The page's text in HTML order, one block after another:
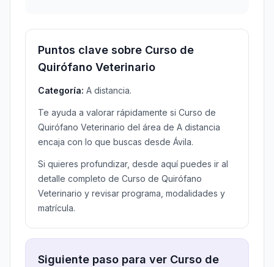
Puntos clave sobre Curso de
Quirófano Veterinario
Categoría: A distancia.
Te ayuda a valorar rápidamente si Curso de
Quirófano Veterinario del área de A distancia
encaja con lo que buscas desde Ávila.
Si quieres profundizar, desde aquí puedes ir al
detalle completo de Curso de Quirófano
Veterinario y revisar programa, modalidades y
matrícula.
Siguiente paso para ver Curso de